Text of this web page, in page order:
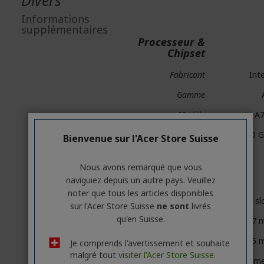
Informations
supplémentaires
Processeur &
Chipset
Fabricant
Gamme
Modèle
Fréquence du GPU
2.20
Caractéristiques
physiques
Espace requis
2
267
Hauteur
117,75
Type de
Bienvenue sur l'Acer Store Suisse
Nous avons remarqué que vous
naviguiez depuis un autre pays. Veuillez
noter que tous les articles disponibles
sur l'Acer Store Suisse ne sont livrés
qu'en Suisse.
Je comprends l'avertissement et souhaite
malgré tout visiter l'Acer Store Suisse.